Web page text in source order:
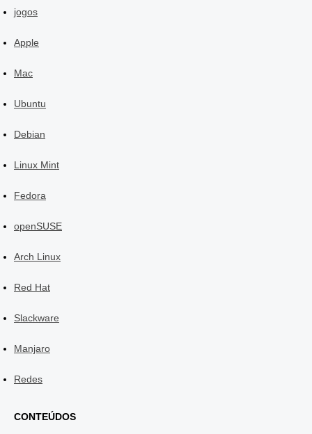
jogos
Apple
Mac
Ubuntu
Debian
Linux Mint
Fedora
openSUSE
Arch Linux
Red Hat
Slackware
Manjaro
Redes
CONTEÚDOS